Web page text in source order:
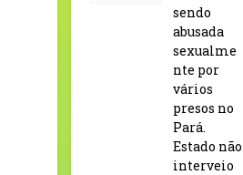
sendo
abusada
sexualme
nte por
vários
presos no
Pará.
Estado não
interveio